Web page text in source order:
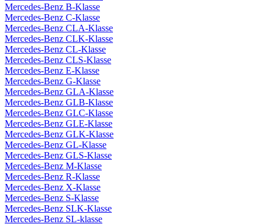
Mercedes-Benz B-Klasse
Mercedes-Benz C-Klasse
Mercedes-Benz CLA-Klasse
Mercedes-Benz CLK-Klasse
Mercedes-Benz CL-Klasse
Mercedes-Benz CLS-Klasse
Mercedes-Benz E-Klasse
Mercedes-Benz G-Klasse
Mercedes-Benz GLA-Klasse
Mercedes-Benz GLB-Klasse
Mercedes-Benz GLC-Klasse
Mercedes-Benz GLE-Klasse
Mercedes-Benz GLK-Klasse
Mercedes-Benz GL-Klasse
Mercedes-Benz GLS-Klasse
Mercedes-Benz M-Klasse
Mercedes-Benz R-Klasse
Mercedes-Benz X-Klasse
Mercedes-Benz S-Klasse
Mercedes-Benz SLK-Klasse
Mercedes-Benz SL-klasse